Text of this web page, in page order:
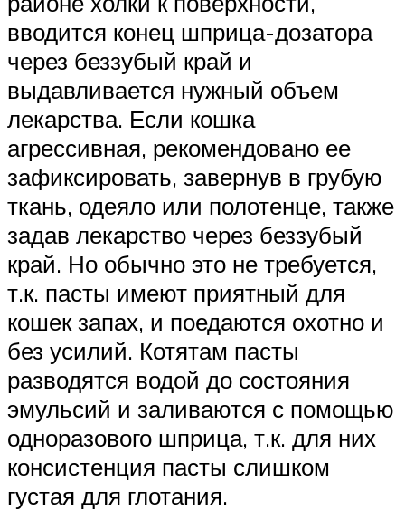
вводится конец шприца-дозатора
через беззубый край и
выдавливается нужный объем
лекарства. Если кошка
агрессивная, рекомендовано ее
зафиксировать, завернув в грубую
ткань, одеяло или полотенце, также
задав лекарство через беззубый
край. Но обычно это не требуется,
т.к. пасты имеют приятный для
кошек запах, и поедаются охотно и
без усилий. Котятам пасты
разводятся водой до состояния
эмульсий и заливаются с помощью
одноразового шприца, т.к. для них
консистенция пасты слишком
густая для глотания.